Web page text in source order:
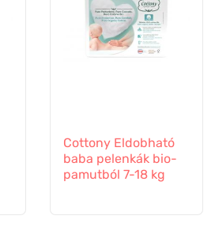
Cottony Eldobható
baba pelenkák bio-
pamutból 7-18 kg